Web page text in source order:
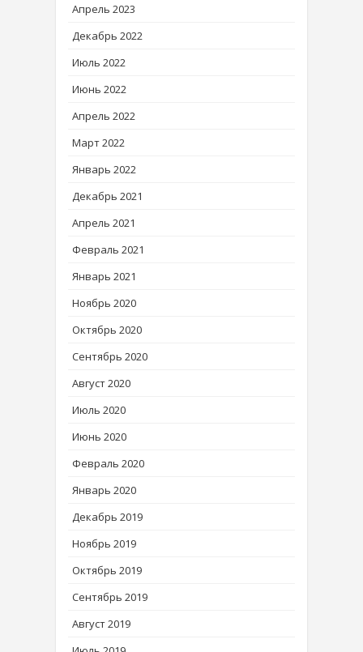
Апрель 2023
Декабрь 2022
Июль 2022
Июнь 2022
Апрель 2022
Март 2022
Январь 2022
Декабрь 2021
Апрель 2021
Февраль 2021
Январь 2021
Ноябрь 2020
Октябрь 2020
Сентябрь 2020
Август 2020
Июль 2020
Июнь 2020
Февраль 2020
Январь 2020
Декабрь 2019
Ноябрь 2019
Октябрь 2019
Сентябрь 2019
Август 2019